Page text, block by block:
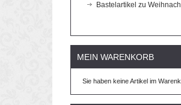
Bastelartikel zu
MEIN WARENKORB
Sie haben keine Artikel im